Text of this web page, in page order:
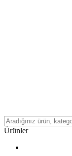
Ürünler